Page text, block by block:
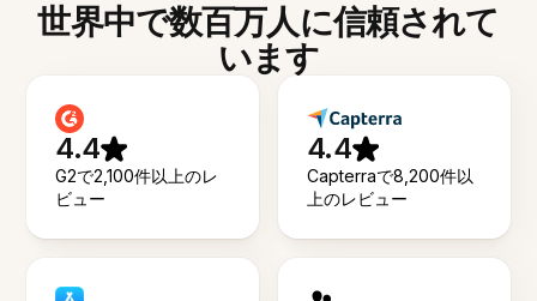
世界中で数百万人に信頼されて
います
4.4
G2で2,100件以上のレ
ビュー
4.4
Capterraで8,200件以
上のレビュー